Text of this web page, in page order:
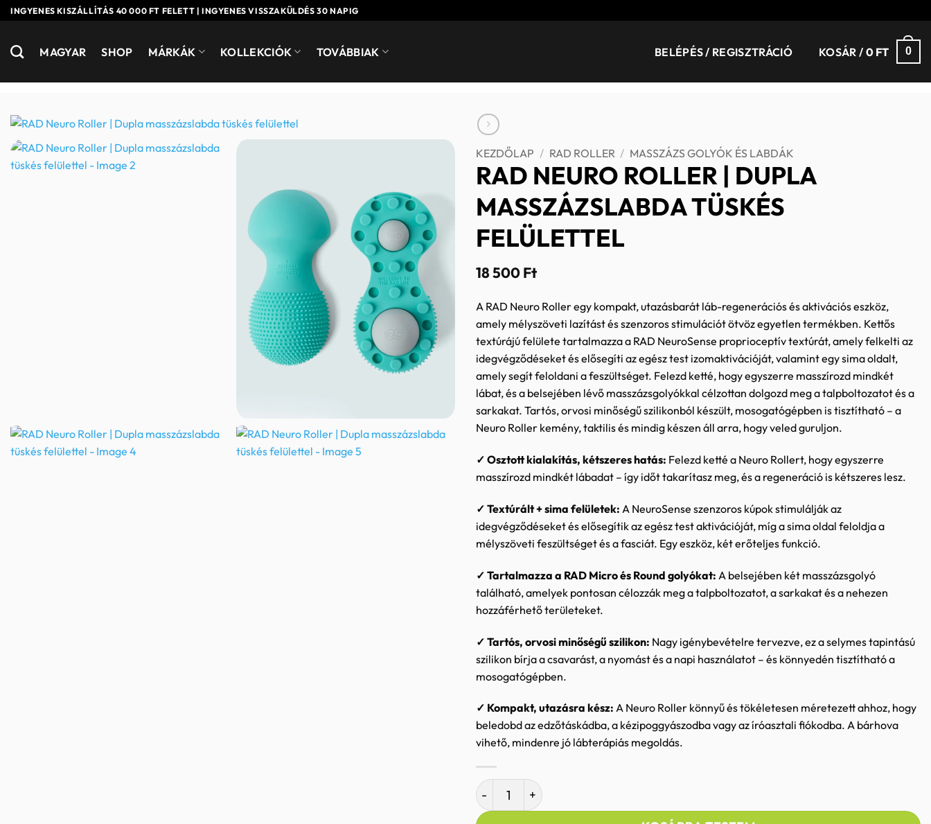
Skip
to
content
INGYENES KISZÁLLÍTÁS 40 000 FT FELETT | INGYENES VISSZAKÜLDÉS 30 NAPIG
MAGYAR SHOP MÁRKÁK KOLLEKCIÓK TOVÁBBIAK BELÉPÉS / REGISZTRÁCIÓ KOSÁR / 0 FT 0
KEZDŐLAP / RAD ROLLER / MASSZÁZS GOLYÓK ÉS LABDÁK
RAD NEURO ROLLER | DUPLA
MASSZÁZSLABDA TÜSKÉS
FELÜLETTEL
18 500Ft
A RAD Neuro Roller egy kompakt, utazásbarát láb-regenerációs és aktivációs eszköz,
amely mélyszöveti lazítást és szenzoros stimulációt ötvöz egyetlen termékben. Kettős
textúrájú felülete tartalmazza a RAD NeuroSense proprioceptív textúrát, amely felkelti az
idegvégződéseket és elősegíti az egész test izomaktivációját, valamint egy sima oldalt,
amely segít feloldani a feszültséget. Felezd ketté, hogy egyszerre masszírozd mindkét
lábat, és a belsejében lévő masszázsgolyókkal célzottan dolgozd meg a talpboltozatot és a
sarkakat. Tartós, orvosi minőségű szilikonból készült, mosogatógépben is tisztítható – a
Neuro Roller kemény, taktilis és mindig készen áll arra, hogy veled guruljon.
✓ Osztott kialakítás, kétszeres hatás: Felezd ketté a Neuro Rollert, hogy egyszerre
masszírozd mindkét lábadat – így időt takarítasz meg, és a regeneráció is kétszeres lesz.
✓ Textúrált + sima felületek: A NeuroSense szenzoros kúpok stimulálják az
idegvégződéseket és elősegítik az egész test aktivációját, míg a sima oldal feloldja a
mélyszöveti feszültséget és a fasciát. Egy eszköz, két erőteljes funkció.
✓ Tartalmazza a RAD Micro és Round golyókat: A belsejében két masszázsgolyó
található, amelyek pontosan célozzák meg a talpboltozatot, a sarkakat és a nehezen
hozzáférhető területeket.
✓ Tartós, orvosi minőségű szilikon: Nagy igénybevételre tervezve, ez a selymes tapintású
szilikon bírja a csavarást, a nyomást és a napi használatot – és könnyedén tisztítható a
mosogatógépben.
✓ Kompakt, utazásra kész: A Neuro Roller könnyű és tökéletesen méretezett ahhoz, hogy
beledobd az edzőtáskádba, a kézipoggyászodba vagy az íróasztali fiókodba. A bárhova
vihető, mindenre jó lábterápiás megoldás.
RAD Neuro Roller | Dupla masszázslabda tüskés felülettel mennyiség